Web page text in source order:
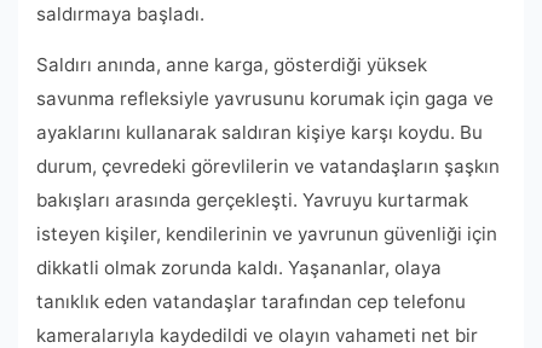
saldırmaya başladı.
Saldırı anında, anne karga, gösterdiği yüksek
savunma refleksiyle yavrusunu korumak için gaga ve
ayaklarını kullanarak saldıran kişiye karşı koydu. Bu
durum, çevredeki görevlilerin ve vatandaşların şaşkın
bakışları arasında gerçekleşti. Yavruyu kurtarmak
isteyen kişiler, kendilerinin ve yavrunun güvenliği için
dikkatli olmak zorunda kaldı. Yaşananlar, olaya
tanıklık eden vatandaşlar tarafından cep telefonu
kameralarıyla kaydedildi ve olayın vahameti net bir